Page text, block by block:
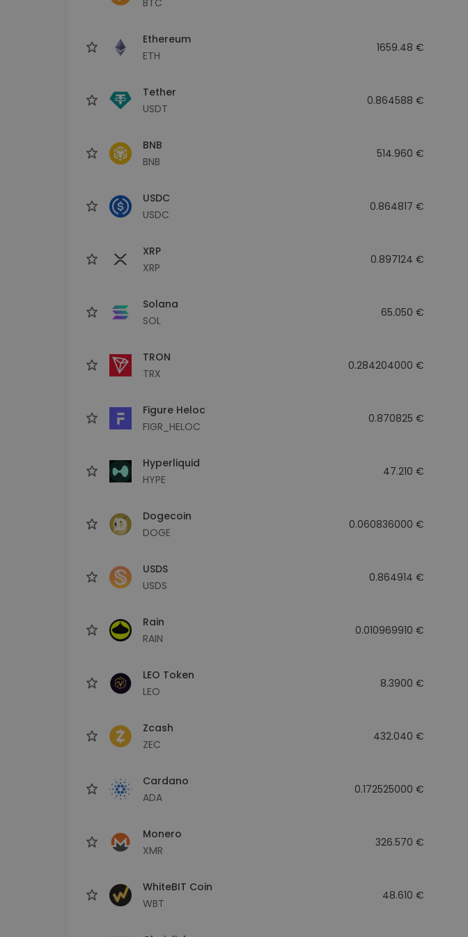
Ethereum
ETH
1659.48 €
Tether
USDT
0.864588 €
BNB
BNB
514.960 €
USDC
USDC
0.864817 €
XRP
XRP
0.897124 €
Solana
SOL
65.050 €
TRON
TRX
0.284204000 €
Figure Heloc
FIGR_HELOC
0.870825 €
Hyperliquid
HYPE
47.210 €
Dogecoin
DOGE
0.060836000 €
USDS
USDS
0.864914 €
Rain
RAIN
0.010969910 €
LEO Token
LEO
8.3900 €
Zcash
ZEC
432.040 €
Cardano
ADA
0.172525000 €
Monero
XMR
326.570 €
WhiteBIT Coin
WBT
48.610 €